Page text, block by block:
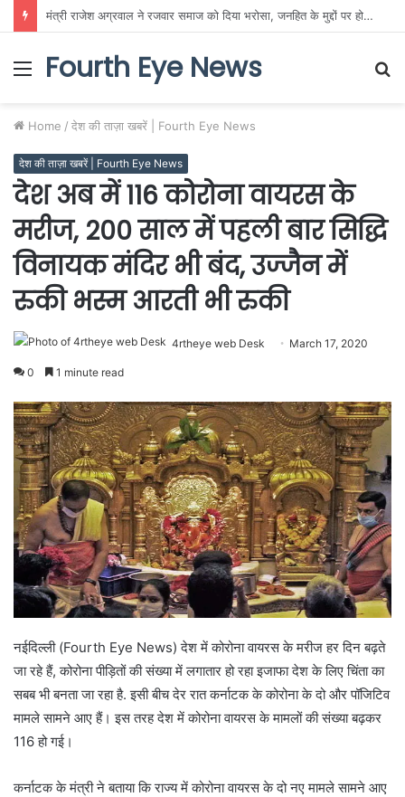
GPM में 18 अगस्त से राज्य स्तरीय शालेय क्रीड़ा प्रतियोगिता, 540 खिलाड़ी दिखाएंगे दम
Menu
Fourth Eye News
Home / देश की ताज़ा खबरें | Fourth Eye News
देश की ताज़ा खबरें | Fourth Eye News
देश अब में 116 कोरोना वायरस के
मरीज, 200 साल में पहली बार सिद्धि
विनायक मंदिर भी बंद, उज्जैन में
रुकी भस्म आरती भी रुकी
4rtheye web Desk March 17, 2020
0 1 minute read
नईदिल्ली (Fourth Eye News) देश में कोरोना वायरस के मरीज हर दिन बढ़ते
जा रहे हैं, कोरोना पीड़ितों की संख्या में लगातार हो रहा इजाफा देश के लिए चिंता का
सबब भी बनता जा रहा है. इसी बीच देर रात कर्नाटक के कोरोना के दो और पॉजिटिव
मामले सामने आए हैं। इस तरह देश में कोरोना वायरस के मामलों की संख्या बढ़कर
116 हो गई।
कर्नाटक के मंत्री ने बताया कि राज्य में कोरोना वायरस के दो नए मामले सामने आए